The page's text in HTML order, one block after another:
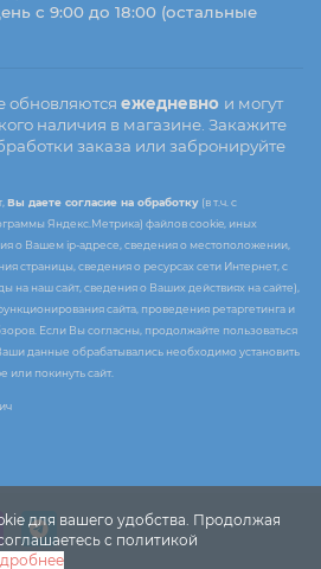
для вашего удобства. Продолжая
с политикой
с 9:00 до 18:00 (остальные
обновляются ежедневно и могут
наличия в магазине. Закажите
заказа или забронируйте
Вы даете согласие на обработку (в т.ч. с
Яндекс.Метрика) файлов cookie, иных
о Вашем ip-адресе, сведения о местоположении,
страницы, сведения о ресурсах сети Интернет, с
наш сайт, сведения о Ваших действиях на сайте),
сайта, проведения ретаргетинга и
Если Вы согласны, продолжайте пользоваться
данные обрабатывались необходимо установить
или покинуть сайт.